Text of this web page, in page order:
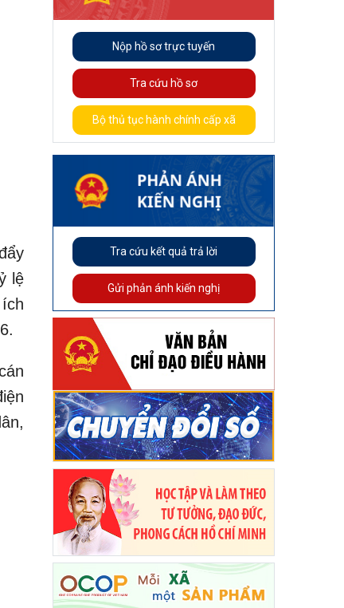
lệ
Nộp hồ sơ trực tuyến
Tra cứu hồ sơ
Bộ thủ tục hành chính cấp xã
Tra cứu kết quả trả lời
Gửi phản ánh kiến nghị